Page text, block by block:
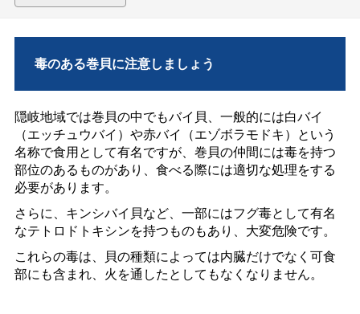
毒のある巻貝に注意しましょう
隠岐地域では巻貝の中でもバイ貝、一般的には白バイ
（エッチュウバイ）や赤バイ（エゾボラモドキ）という
名称で食用として有名ですが、巻貝の仲間には毒を持つ
部位のあるものがあり、食べる際には適切な処理をする
必要があります。
さらに、キンシバイ貝など、一部にはフグ毒として有名
なテトロドトキシンを持つものもあり、大変危険です。
これらの毒は、貝の種類によっては内臓だけでなく可食
部にも含まれ、火を通したとしてもなくなりません。